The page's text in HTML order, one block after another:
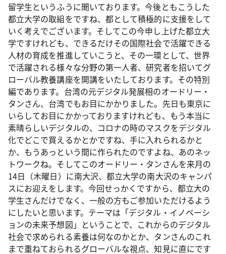
留学生というふうに聞いております。今後ともこうした
都立大学の取組をですね、都として積極的に支援をして
いく考えでございます。そしてこの今申し上げた都立大
学ですけれども、できるだけその国際社会で活躍できる
人材の育成を推進していこうと、その一環として、世界
で活躍される様々な分野の第一人者、研究者を招いてグ
ローバル教養講座を開講をいたしております。その特別
編であります。台湾の元デジタル発展相のオードリー・
タンさん、台湾でもお目にかかりました。先日も東京に
いらしてお目にかかっておりますけれども、もう本当に
素晴らしいデジタルの、コロナの時のマスクをデジタル
化でどこで買えるかとかですね、手に入れられるかと
か、もうあっという間に作られたのですよね、あのネッ
トワークね。そしてこのオードリー・タンさんを来月の
14日（木曜日）に南大沢、都立大学の南大沢のキャンパ
スにお迎えをします。今回せっかくですから、都立大の
学生さんだけでなく、一般の方もご参加いただけるよう
にしたいと思います。テーマは「デジタル・イノベーシ
ョンの未来予想図」ということで、これからのデジタル
社会で求められる素養は何なのかとか、タンさんのこれ
まで重ねておられるグローバルな視点、知見に直にです